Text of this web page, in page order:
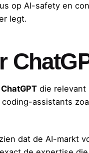
op AI-safety en
legt.
die relevant
assistants
dat de AI-markt